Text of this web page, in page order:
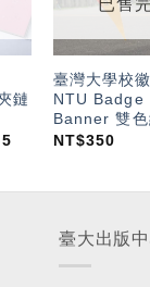
鏈
臺灣大學校
NTU Badge
Banner 雙色
NT$350
臺大出版